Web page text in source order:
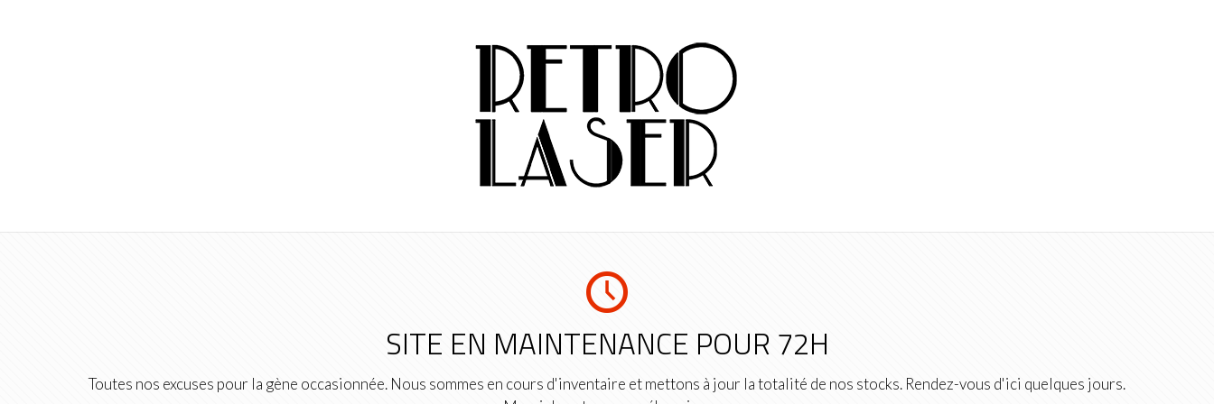
SITE EN MAINTENANCE POUR 72H
Toutes nos excuses pour la gène occasionnée. Nous sommes en cours d'inventaire et mettons à jour la totalité de nos stocks. Rendez-vous d'ici quelques jours.